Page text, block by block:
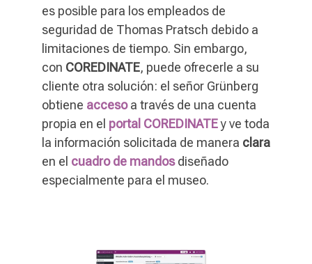
es posible para los empleados de
seguridad de Thomas Pratsch debido a
limitaciones de tiempo. Sin embargo,
con COREDINATE, puede ofrecerle a su
cliente otra solución: el señor Grünberg
obtiene accesoa través de una cuenta
propia en el portal COREDINATEy ve toda
la información solicitada de manera clara
en el cuadro de mandosdiseñado
especialmente para el museo.